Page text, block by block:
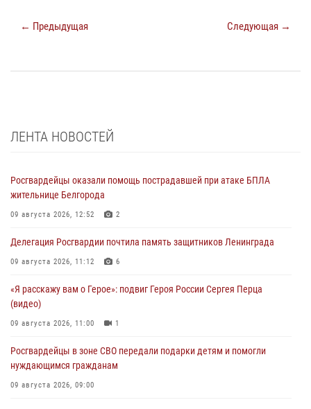
← Предыдущая Следующая →
ЛЕНТА НОВОСТЕЙ
Росгвардейцы оказали помощь пострадавшей при атаке БПЛА
жительнице Белгорода
09 августа 2026, 12:52 2
Делегация Росгвардии почтила память защитников Ленинграда
09 августа 2026, 11:12 6
«Я расскажу вам о Герое»: подвиг Героя России Сергея Перца
(видео)
09 августа 2026, 11:00 1
Росгвардейцы в зоне СВО передали подарки детям и помогли
нуждающимся гражданам
09 августа 2026, 09:00